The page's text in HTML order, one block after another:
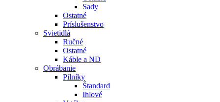
Sady
Ostatné
Príslušenstvo
Svietidlá
Ručné
Ostatné
Káble a ND
Obrábanie
Pilníky
Štandard
Ihlové